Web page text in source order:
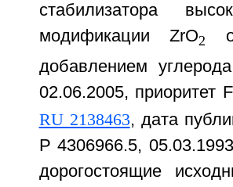
стабилизатора
модификации ZrO2
добавлением
02.06.2005,
RU 2138463, дата
Р 4306966.5,
дорогостоящие